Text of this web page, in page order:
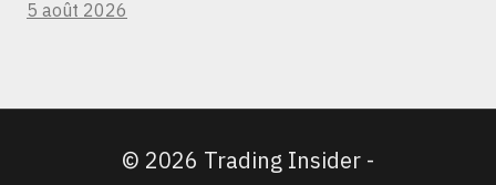
5 août 2026
© 2026 Trading Insider -